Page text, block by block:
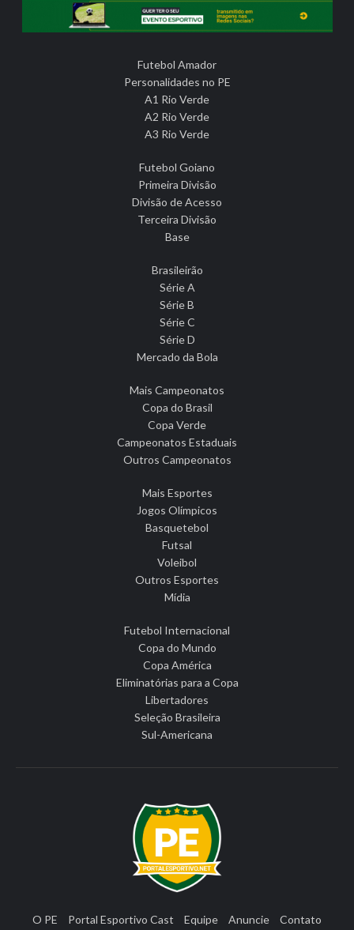
Futebol Amador
Personalidades no PE
A1 Rio Verde
A2 Rio Verde
A3 Rio Verde
Futebol Goiano
Primeira Divisão
Divisão de Acesso
Terceira Divisão
Base
Brasileirão
Série A
Série B
Série C
Série D
Mercado da Bola
Mais Campeonatos
Copa do Brasil
Copa Verde
Campeonatos Estaduais
Outros Campeonatos
Mais Esportes
Jogos Olímpicos
Basquetebol
Futsal
Voleibol
Outros Esportes
Mídia
Futebol Internacional
Copa do Mundo
Copa América
Eliminatórias para a Copa
Libertadores
Seleção Brasileira
Sul-Americana
O PE Portal Esportivo Cast Equipe Anuncie Contato